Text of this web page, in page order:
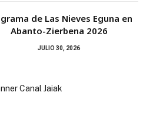
de Las Nieves Eguna en
Abanto-Zierbena 2026
JULIO 30, 2026